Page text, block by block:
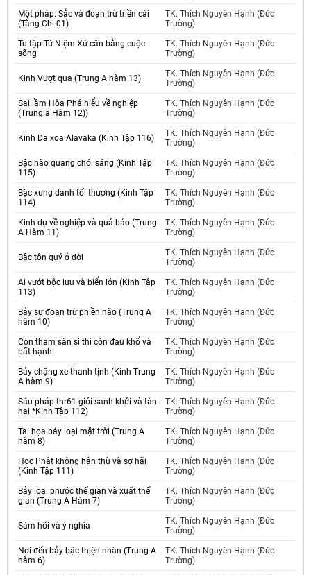
Một pháp: Sắc và đoạn trừ triền cái
(Tăng Chi 01)
TK. Thích Nguyên Hạnh (Đức
Trường)
Tu tập Tứ Niệm Xứ cân bằng cuộc
sống
TK. Thích Nguyên Hạnh (Đức
Trường)
Kinh Vượt qua (Trung A hàm 13)
TK. Thích Nguyên Hạnh (Đức
Trường)
Sai lầm Hòa Phá hiểu về nghiệp
(Trung a Hàm 12))
TK. Thích Nguyên Hạnh (Đức
Trường)
Kinh Da xoa Alavaka (Kinh Tập 116)
TK. Thích Nguyên Hạnh (Đức
Trường)
Bậc hào quang chói sáng (Kinh Tập
115)
TK. Thích Nguyên Hạnh (Đức
Trường)
Bậc xưng danh tối thượng (Kinh Tập
114)
TK. Thích Nguyên Hạnh (Đức
Trường)
Kinh dụ về nghiệp và quả báo (Trung
A Hàm 11)
TK. Thích Nguyên Hạnh (Đức
Trường)
Bậc tôn quý ở đời
TK. Thích Nguyên Hạnh (Đức
Trường)
Ai vướt bộc lưu và biển lớn (Kinh Tập
113)
TK. Thích Nguyên Hạnh (Đức
Trường)
Bảy sự đoạn trừ phiền não (Trung A
hàm 10)
TK. Thích Nguyên Hạnh (Đức
Trường)
Còn tham sân si thì còn đau khổ và
bất hạnh
TK. Thích Nguyên Hạnh (Đức
Trường)
Bảy chặng xe thanh tịnh (Kinh Trung
A hàm 9)
TK. Thích Nguyên Hạnh (Đức
Trường)
Sáu pháp thr61 giới sanh khởi và tàn
hại *Kinh Tập 112)
TK. Thích Nguyên Hạnh (Đức
Trường)
Tai họa bảy loại mặt trời (Trung A
hàm 8)
TK. Thích Nguyên Hạnh (Đức
Trường)
Học Phật không hận thù và sợ hãi
(Kinh Tập 111)
TK. Thích Nguyên Hạnh (Đức
Trường)
Bảy loại phước thế gian và xuất thế
gian (Trung A Hàm 7)
TK. Thích Nguyên Hạnh (Đức
Trường)
Sám hối và ý nghĩa
TK. Thích Nguyên Hạnh (Đức
Trường)
Nơi đến bảy bậc thiện nhân (Trung A
hàm 6)
TK. Thích Nguyên Hạnh (Đức
Trường)